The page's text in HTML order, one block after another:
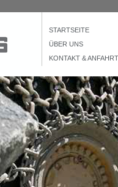
STARTSEITE
ÜBER UNS
KONTAKT & ANFAHRT